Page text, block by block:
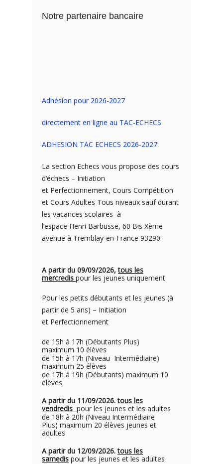
Notre partenaire bancaire
Adhésion pour 2026-2027
directement en ligne au TAC-ECHECS
ADHESION TAC ECHECS 2026-2027:
La section Echecs vous propose des cours
d’échecs – Initiation
et Perfectionnement, Cours Compétition
et Cours Adultes Tous niveaux sauf durant
les vacances scolaires à
l’espace Henri Barbusse, 60 Bis Xème
avenue à Tremblay-en-France 93290:
A partir du 09/09/2026,tous les
mercredis pour les jeunes uniquement
Pour les petits débutants et les jeunes (à
partir de 5 ans) – Initiation
et Perfectionnement
de 15h à 17h (Débutants Plus)
maximum 10 élèves
de 15h à 17h (Niveau Intermédiaire)
maximum 25 élèves
de 17h à 19h (Débutants) maximum 10
élèves
A partir du 11/09/2026.tous les
vendredis pour les jeunes et les adultes
de 18h à 20h (Niveau Intermédiaire
Plus) maximum 20 élèves jeunes et
adultes
A partir du 12/09/2026.tous les
samedis pour les jeunes et les adultes